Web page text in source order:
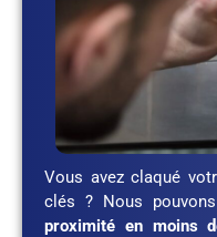
Vous avez claqué
clés ? Nous
proximité en moins